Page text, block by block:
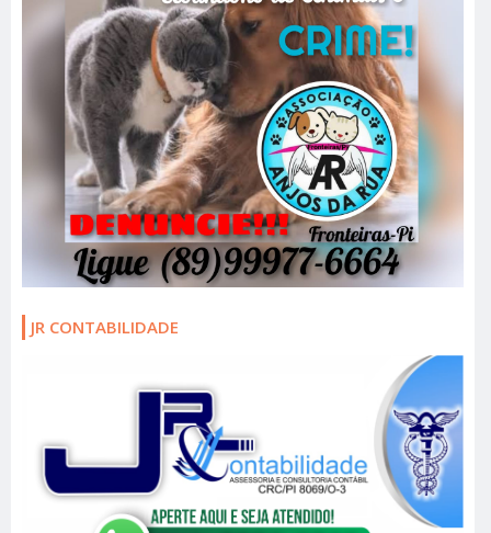
JR CONTABILIDADE